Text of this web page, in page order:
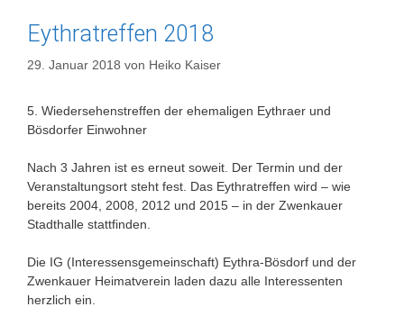
Eythratreffen 2018
29. Januar 2018 von Heiko Kaiser
5. Wiedersehenstreffen der ehemaligen Eythraer und
Bösdorfer Einwohner
Nach 3 Jahren ist es erneut soweit. Der Termin und der
Veranstaltungsort steht fest. Das Eythratreffen wird – wie
bereits 2004, 2008, 2012 und 2015 – in der Zwenkauer
Stadthalle stattfinden.
Die IG (Interessensgemeinschaft) Eythra-Bösdorf und der
Zwenkauer Heimatverein laden dazu alle Interessenten
herzlich ein.